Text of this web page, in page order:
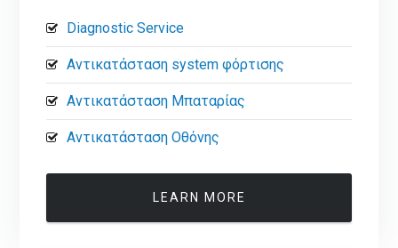
Diagnostic Service
Αντικατάσταση system φόρτισης
Αντικατάσταση Μπαταρίας
Αντικατάσταση Οθόνης
LEARN MORE